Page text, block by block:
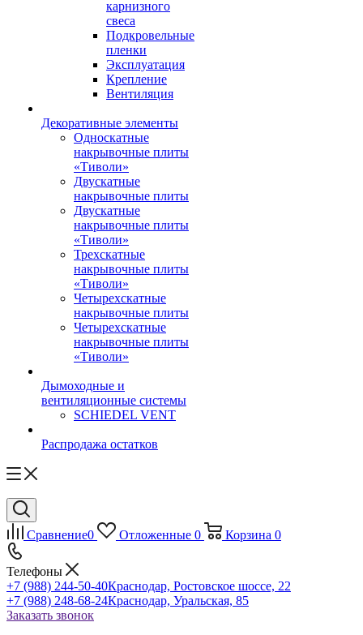
карнизного
свеса
Подкровельные
пленки
Эксплуатация
Крепление
Вентиляция
Декоративные элементы
Односкатные
накрывочные плиты
«Тиволи»
Двускатные
накрывочные плиты
Двускатные
накрывочные плиты
«Тиволи»
Трехскатные
накрывочные плиты
«Тиволи»
Четырехскатные
накрывочные плиты
Четырехскатные
накрывочные плиты
«Тиволи»
Дымоходные и
вентиляционные системы
SCHIEDEL VENT
Распродажа остатков
Сравнение0 Отложенные 0 Корзина 0
Телефоны
+7 (988) 244-50-40Краснодар, Ростовское шоссе, 22
+7 (988) 248-68-24Краснодар, Уральская, 85
Заказать звонок